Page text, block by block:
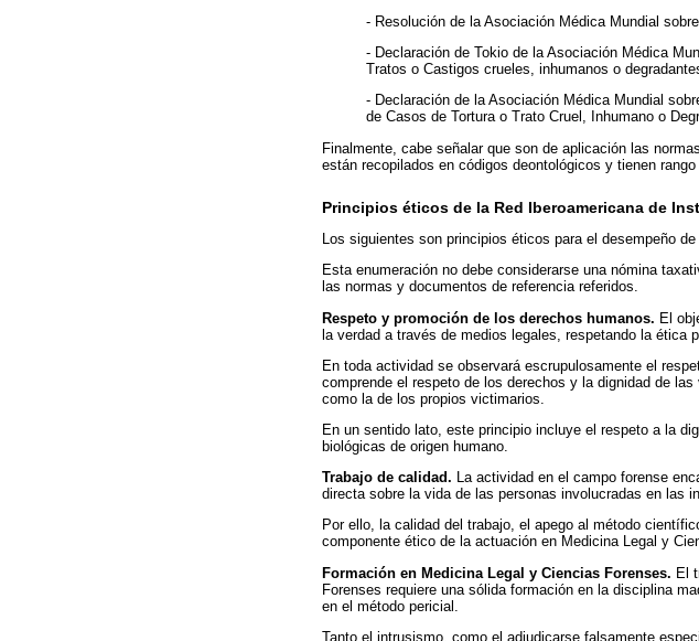
- Resolución de la Asociación Médica Mundial
- Declaración de Tokio de la Asociación Médica
Tratos o Castigos crueles, inhumanos o
- Declaración de la Asociación Médica Mundial
de Casos de Tortura o Trato Cruel, Inhumano o
Finalmente, cabe señalar que son de aplicación las
están recopilados en códigos deontológicos y tienen
Principios éticos de la Red Iberoamericana de
Los siguientes son principios éticos para el desempeño
Esta enumeración no debe considerarse una nómina
las normas y documentos de referencia referidos.
Respeto y promoción de los derechos humanos. El
la verdad a través de medios legales, respetando la ética
En toda actividad se observará escrupulosamente el
comprende el respeto de los derechos y la dignidad de
como la de los propios victimarios.
En un sentido lato, este principio incluye el respeto a la
biológicas de origen humano.
Trabajo de calidad. La actividad en el campo forense
directa sobre la vida de las personas involucradas en las
Por ello, la calidad del trabajo, el apego al método
componente ético de la actuación en Medicina Legal y
Formación en Medicina Legal y Ciencias Forenses. El
Forenses requiere una sólida formación en la disciplina
en el método pericial.
Tanto el intrusismo, como el adjudicarse falsamente